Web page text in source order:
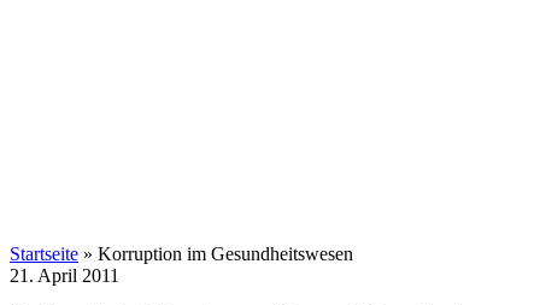
Startseite » Korruption im Gesundheitswesen
21. April 2011